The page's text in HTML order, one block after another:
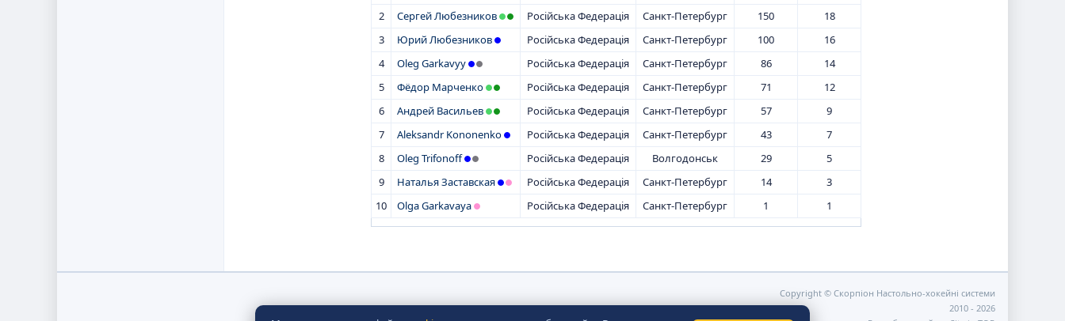
2
Сергей Любезников Російська Федерація Санкт-Петербург 150
18
3
Юрий Любезников Російська Федерація Санкт-Петербург 100
16
4
Oleg Garkavyy Російська Федерація Санкт-Петербург 86
14
5
Фёдор Марченко Російська Федерація Санкт-Петербург 71
12
6
Андрей Васильев Російська Федерація Санкт-Петербург 57
9
7
Aleksandr Kononenko Російська Федерація Санкт-Петербург 43
7
8
Oleg Trifonoff Російська Федерація Волгодонськ 29
5
9
Наталья Заставская Російська Федерація Санкт-Петербург 14
3
10
Olga Garkavaya Російська Федерація Санкт-Петербург 1 1
Copyright © Скорпіон Настольно-хокейні системи
2010 - 2026